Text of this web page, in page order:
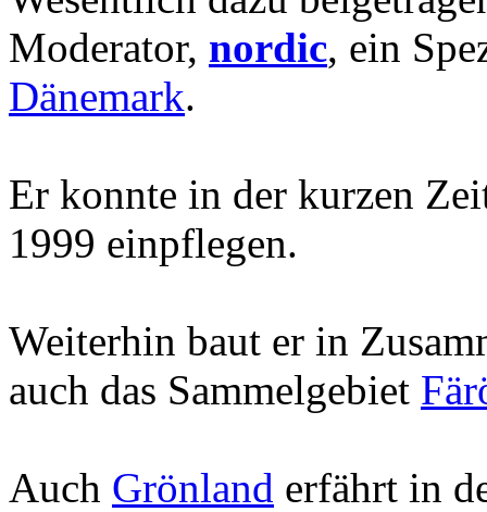
Moderator, nordic, ein
Dänemark.
Er konnte in der kurzen
1999 einpflegen.
Weiterhin baut er in
auch das Sammelgebiet
Auch Grönland erfährt in